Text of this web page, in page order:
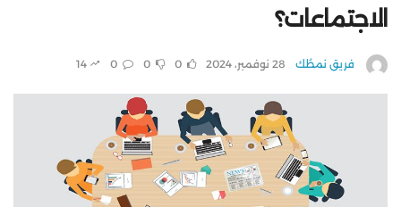
الاجتماعات؟
فريق نمطُك 28 نوفمبر، 2024 0
0
0
14